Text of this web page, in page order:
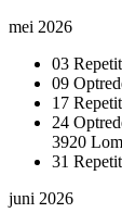
mei 2026
03
09
17
24
3920
31
juni 2026